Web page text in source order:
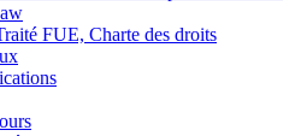
FUE, Charte des droits